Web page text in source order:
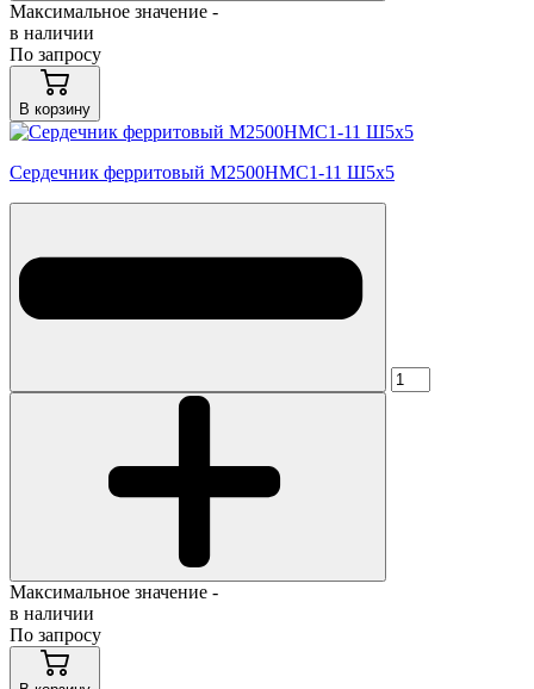
Максимальное значение -
в наличии
По запросу
В корзину
Сердечник ферритовый М2500НМС1-11 Ш5х5
Максимальное значение -
в наличии
По запросу